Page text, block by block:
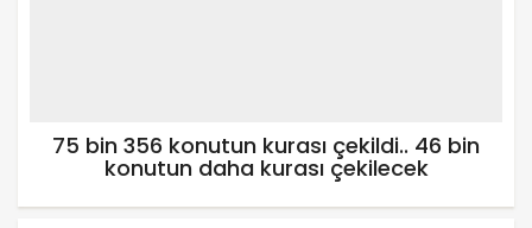
75 bin 356 konutun kurası çekildi.. 46 bin
konutun daha kurası çekilecek